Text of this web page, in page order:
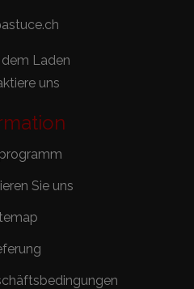
dem Laden
uns
Sie uns